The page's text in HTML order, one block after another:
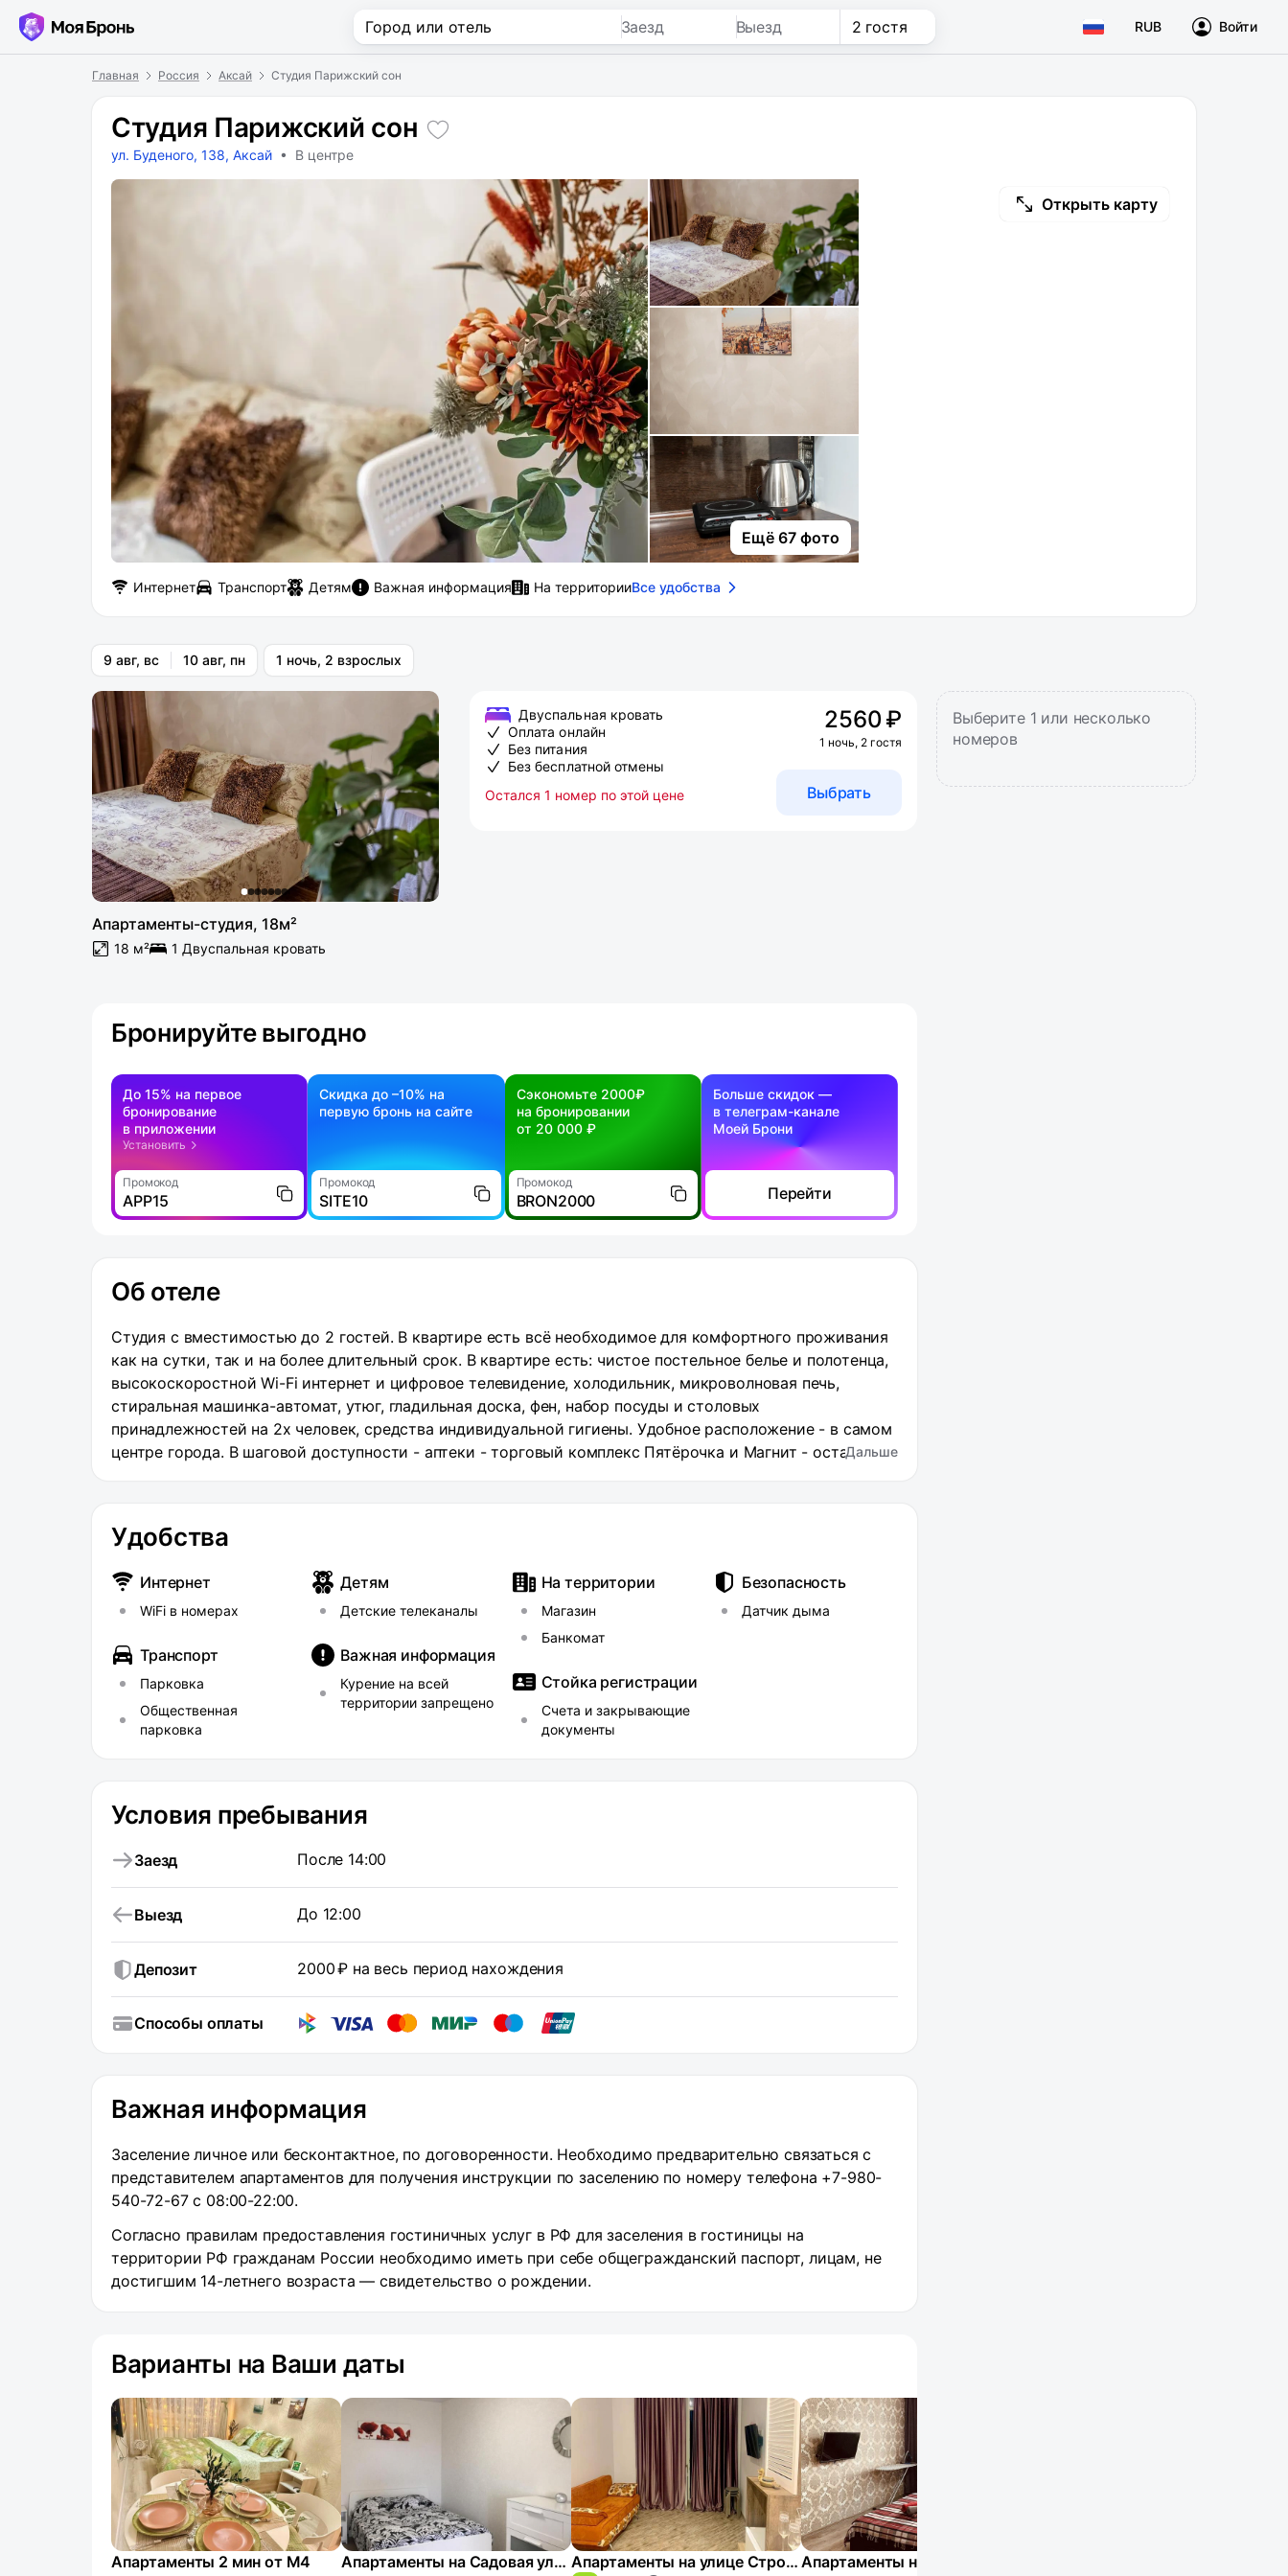
Заезд Выезд 2 гостя RUB Войти
Главная Россия Аксай Студия Парижский сон
Студия Парижский сон
ул. Буденого, 138, Аксай • В центре
Ещё 67 фото
Открыть карту
Интернет Транспорт Детям Важная информация На территорииВсе удобства
9 авг, вс 10 авг, пн 1 ночь, 2 взрослых
Апартаменты-студия, 18м²
18 м² 1 Двуспальная кровать
Двуспальная кровать
Оплата онлайн
Без питания
Без бесплатной отмены
Остался 1 номер по этой цене
2560 ₽
1 ночь, 2 гостя
Выбрать
Бронируйте выгодно
До 15% на первое
бронирование
в приложении
Установить
Промокод
APP15
Скидка до –10% на
первую бронь на сайте
Промокод
SITE10
Сэкономьте 2000₽
на бронировании
от 20 000 ₽
Промокод
BRON2000
Больше скидок —
в телеграм-канале
Моей Брони
Перейти
Об отеле
Студия с вместимостью до 2 гостей. В квартире есть всё необходимое для комфортного проживания
как на сутки, так и на более длительный срок. В квартире есть: чистое постельное белье и полотенца,
высокоскоростной Wi-Fi интернет и цифровое телевидение, холодильник, микроволновая печь,
стиральная машинка-автомат, утюг, гладильная доска, фен, набор посуды и столовых
принадлежностей на 2х человек, средства индивидуальной гигиены. Удобное расположение - в самом
цeнтpе гopодa. В шаговой доступности - аптеки - торговый комплекс Пятёрочка и Магнит - остановки
находится менее, чем в километре от проживания и, на указанном адресе, есть парковочные места
для автомобиля. Не сдаётся с животными. Курение строго запрещено.
Дальше
Удобства
Интернет
WiFi в номерах
Транспорт
Парковка
Общественная
парковка
Детям
Детские телеканалы
Важная информация
Курение на всей
территории запрещено
На территории
Магазин
Банкомат
Стойка регистрации
Счета и закрывающие
документы
Безопасность
Датчик дыма
Условия пребывания
Заезд После 14:00
Выезд До 12:00
Депозит 2000 ₽ на весь период нахождения
Способы оплаты
Важная информация
Заселение личное или бесконтактное, по договоренности. Необходимо предварительно связаться с
представителем апартаментов для получения инструкции по заселению по номеру телефона +7-980-
540-72-67 с 08:00-22:00.
Согласно правилам предоставления гостиничных услуг в РФ для заселения в гостиницы на
территории РФ гражданам России необходимо иметь при себе общегражданский паспорт, лицам, не
достигшим 14-летнего возраста — свидетельство о рождении.
Варианты на Ваши даты
Апартаменты 2 мин от М4 Апартаменты на Садовая улица, 31а Апартаменты на улице Строителей 7А корпус 1
Выберите 1 или несколько
номеров